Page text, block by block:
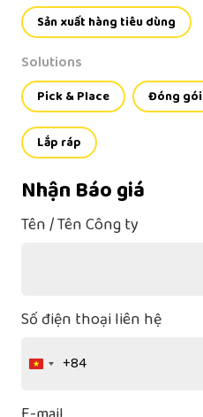
Sản xuất hàng tiêu dùng
Solutions
Pick & Place Đóng gói
Lắp ráp
Nhận Báo giá
Tên / Tên Công ty
Số điện thoại liên hệ
Vietnam
+84